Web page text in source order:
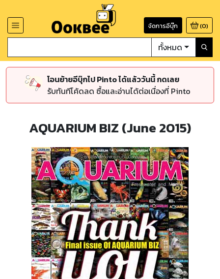
จัดการอีบุ๊ก (0)
ทั้งหมด
โอนย้ายอีบุ๊กไป Pinto ได้แล้ววันนี้ กดเลย
รับทันทีโค้ดลด ซื้อและอ่านได้ต่อเนื่องที่ Pinto
AQUARIUM BIZ (June 2015)